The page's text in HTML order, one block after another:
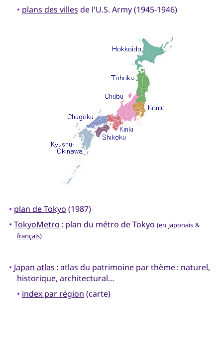
• plans des villes de l'U.S. Army (1945-1946)
• plan de Tokyo (1987)
• TokyoMetro : plan du métro de Tokyo (en japonais &
français)
• Japan atlas : atlas du patrimoine par thème : naturel,
historique, architectural…
• index par région (carte)